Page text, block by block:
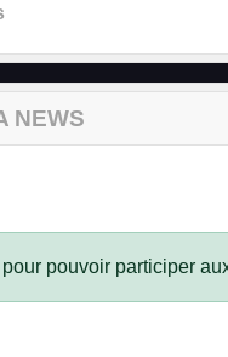
NEWS
pour pouvoir participer